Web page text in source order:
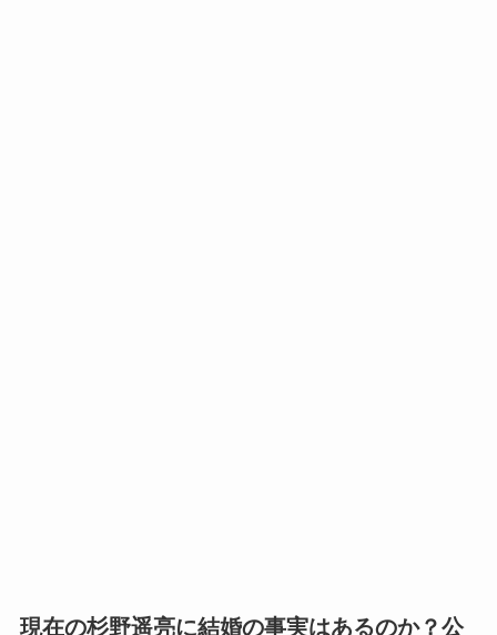
現在の杉野遥亮に結婚の事実はあるのか？公